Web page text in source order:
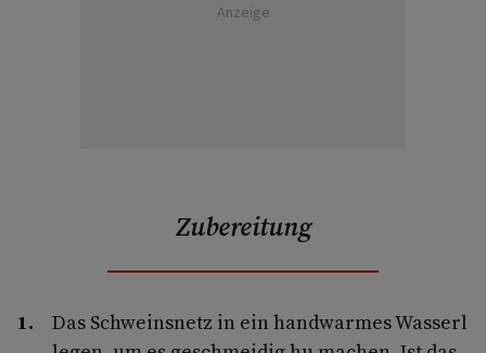
Anzeige
Zubereitung
Das Schweinsnetz in ein handwarmes Wasserl